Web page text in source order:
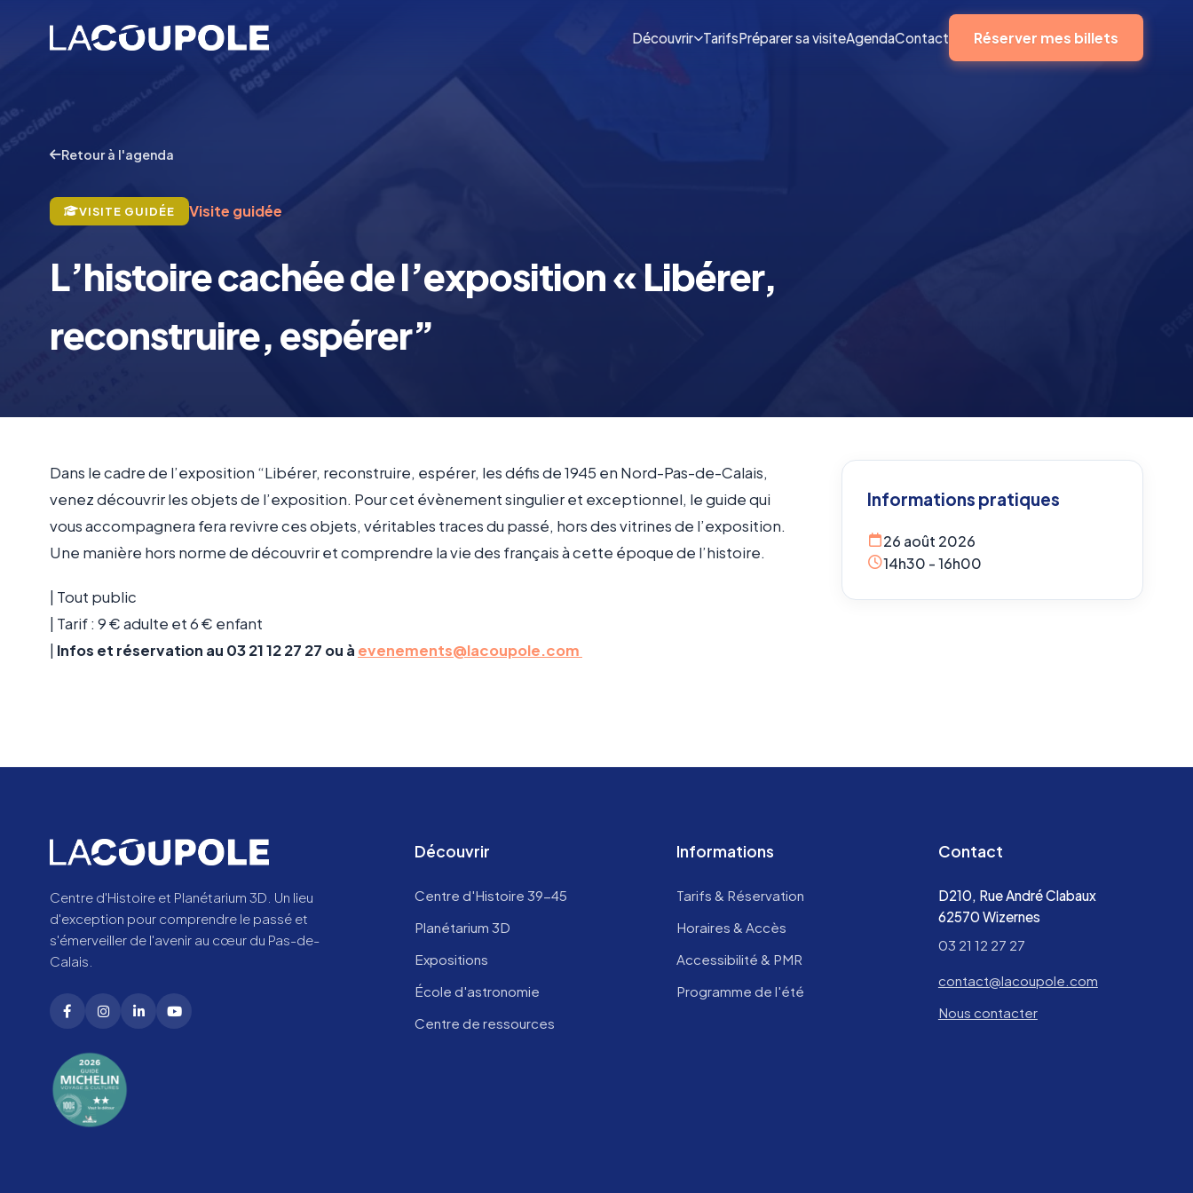
Découvrir TarifsPréparer sa visiteAgendaContact Réserver mes billets
Retour à l'agenda
VISITE GUIDÉE Visite guidée
L’histoire cachée de l’exposition « Libérer,
reconstruire, espérer”
Dans le cadre de l’exposition “Libérer, reconstruire, espérer, les défis de 1945 en Nord-Pas-de-Calais,
venez découvrir les objets de l’exposition. Pour cet évènement singulier et exceptionnel, le guide qui
vous accompagnera fera revivre ces objets, véritables traces du passé, hors des vitrines de l’exposition.
Une manière hors norme de découvrir et comprendre la vie des français à cette époque de l’histoire.
| Tout public
| Tarif : 9 € adulte et 6 € enfant
Infos et réservation au 03 21 12 27 27 ou à evenements@lacoupole.com
Informations pratiques
26 août 2026
14h30 - 16h00
Centre d'Histoire et Planétarium 3D. Un lieu
d'exception pour comprendre le passé et
s'émerveiller de l'avenir au cœur du Pas-de-
Calais.
Découvrir
Centre d'Histoire 39-45
Planétarium 3D
Expositions
École d'astronomie
Centre de ressources
Informations
Tarifs & Réservation
Horaires & Accès
Accessibilité & PMR
Programme de l'été
Contact
D210, Rue André Clabaux
62570 Wizernes
03 21 12 27 27
contact@lacoupole.com
Nous contacter